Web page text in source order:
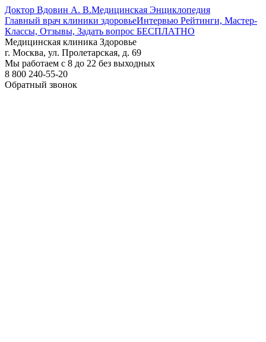
Доктор Вдовин А. В.Медицинская Энциклопедия
Главный врач клиники здоровьеИнтервью Рейтинги, Мастер-
Классы, Отзывы, Задать вопрос БЕСПЛАТНО
Медицинская клиника Здоровье
г. Москва, ул. Пролетарская, д. 69
Мы работаем с 8 до 22 без выходных
8 800 240-55-20
Обратный звонок